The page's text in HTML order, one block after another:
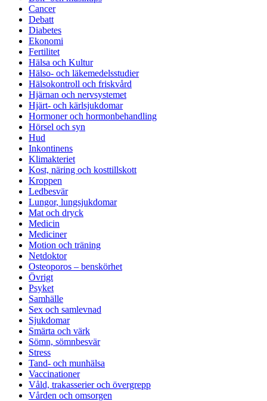
Cancer
Debatt
Diabetes
Ekonomi
Fertilitet
Hälsa och Kultur
Hälso- och läkemedelsstudier
Hälsokontroll och friskvård
Hjärnan och nervsystemet
Hjärt- och kärlsjukdomar
Hormoner och hormonbehandling
Hörsel och syn
Hud
Inkontinens
Klimakteriet
Kost, näring och kosttillskott
Kroppen
Ledbesvär
Lungor, lungsjukdomar
Mat och dryck
Medicin
Mediciner
Motion och träning
Netdoktor
Osteoporos – benskörhet
Övrigt
Psyket
Samhälle
Sex och samlevnad
Sjukdomar
Smärta och värk
Sömn, sömnbesvär
Stress
Tand- och munhälsa
Vaccinationer
Våld, trakasserier och övergrepp
Vården och omsorgen